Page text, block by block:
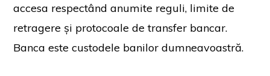
accesa respectând anumite reguli, limite de
retragere și protocoale de transfer bancar.
Banca este custodele banilor dumneavoastră.